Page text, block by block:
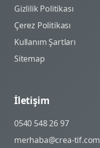
Gizlilik Politikası
Çerez Politikası
Kullanım Şartları
Sitemap
İletişim
0540 548 26 97
merhaba@crea-tif.com